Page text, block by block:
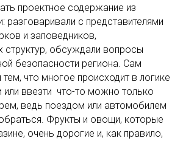
проектное содержание из
разговаривали с представителями
и заповедников,
структур, обсуждали вопросы
безопасности региона. Сам
тем, что многое происходит в логике
или ввезти что-то можно только
ведь поездом или автомобилем
Фрукты и овощи, которые
очень дорогие и, как правило,